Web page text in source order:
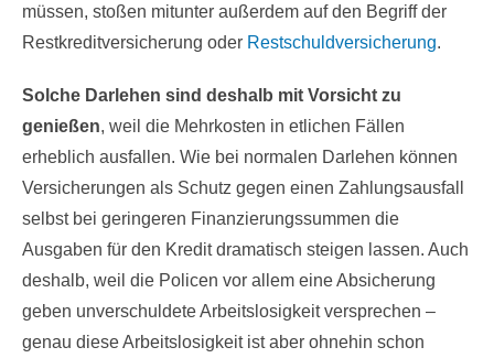
müssen, stoßen mitunter außerdem auf den Begriff der
Restkreditversicherung oder Restschuldversicherung.
Solche Darlehen sind deshalb mit Vorsicht zu
genießen, weil die Mehrkosten in etlichen Fällen
erheblich ausfallen. Wie bei normalen Darlehen können
Versicherungen als Schutz gegen einen Zahlungsausfall
selbst bei geringeren Finanzierungssummen die
Ausgaben für den Kredit dramatisch steigen lassen. Auch
deshalb, weil die Policen vor allem eine Absicherung
geben unverschuldete Arbeitslosigkeit versprechen –
genau diese Arbeitslosigkeit ist aber ohnehin schon